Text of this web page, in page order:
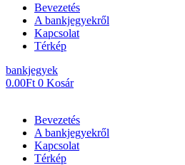
Bevezetés
A bankjegyekről
Kapcsolat
Térkép
bankjegyek
0.00Ft 0 Kosár
Bevezetés
A bankjegyekről
Kapcsolat
Térkép